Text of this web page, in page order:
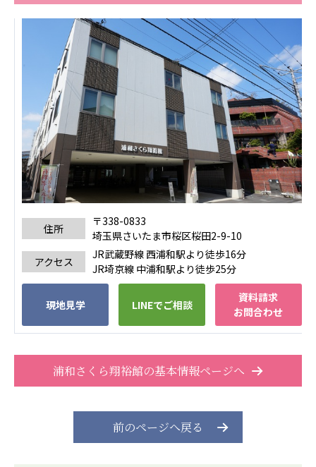
松園病院介護医療院
松園第二病院
複合ケアセンターまつぞの
医療法人社団 鴻愛会
こうのす共生病院
OKP with Life クリニック
こうのすナーシングホーム共生園
あげお共生の家
医療法人 京都翔医会
西京都病院
洛桂の郷
訪問看護ステーション秋桜
上桂の郷
ファミリエール吉祥院
教育（共に生きる仲間達）
学校法人明星学園 関東福祉専門学校
国際医療専門学校 浦和学院高等学校
明星幼稚園 志学会高等学校
特定非営利活動法人ファイアーレッズメディカルスポ
住所
〒338-0833
埼玉県さいたま市桜区桜田2-9-10
アクセス
JR武蔵野線 西浦和駅より徒歩16分
JR埼京線 中浦和駅より徒歩25分
現地見学 LINEでご相談
資料請求
お問合わせ
浦和さくら翔裕館の基本情報ページへ
前のページへ戻る